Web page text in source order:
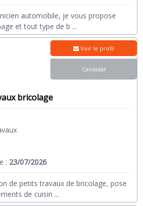
automobile, je vous propose
et tout type de b ...
bricolage
: 23/07/2026
de petits travaux de bricolage, pose
de cuisin ...
Voir le profil
Candidat